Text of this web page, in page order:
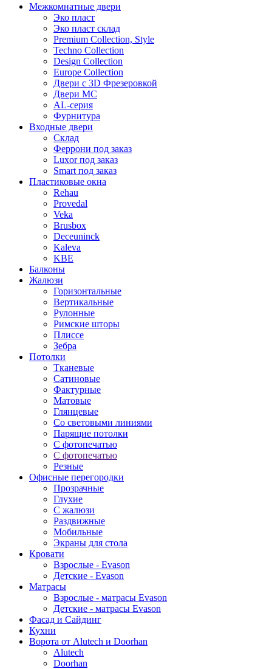
Межкомнатные двери
Эко пласт
Эко пласт склад
Premium Collection, Style
Techno Collection
Design Collection
Europe Collection
Двери с 3D Фрезеровкой
Двери МС
AL-серия
Фурнитура
Входные двери
Склад
Феррони под заказ
Luxor под заказ
Smart под заказ
Пластиковые окна
Rehau
Provedal
Veka
Brusbox
Deceuninck
Kaleva
KBE
Балконы
Жалюзи
Горизонтальные
Вертикальные
Рулонные
Римские шторы
Плиссе
Зебра
Потолки
Тканевые
Сатиновые
Фактурные
Матовые
Глянцевые
Со световыми линиями
Парящие потолки
С фотопечатью
С фотопечатью
Резные
Офисные перегородки
Прозрачные
Глухие
С жалюзи
Раздвижные
Мобильные
Экраны для стола
Кровати
Взрослые - Evason
Детские - Evason
Матрасы
Взрослые - матрасы Evason
Детские - матрасы Evason
Фасад и Сайдинг
Кухни
Ворота от Alutech и Doorhan
Alutech
Doorhan